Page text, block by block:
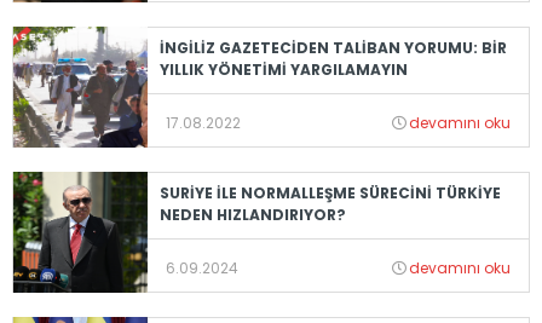
İNGİLİZ GAZETECİDEN TALİBAN YORUMU: BİR
YILLIK YÖNETİMİ YARGILAMAYIN
17.08.2022 devamını oku
SURİYE İLE NORMALLEŞME SÜRECİNİ TÜRKİYE
NEDEN HIZLANDIRIYOR?
6.09.2024 devamını oku